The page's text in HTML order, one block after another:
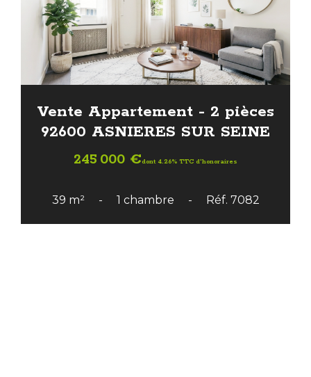
Vente Appartement - 2 pièces
92600 ASNIERES SUR SEINE
245 000 €dont 4.26% TTC d'honoraires
39 m² 1 chambre Réf. 7082